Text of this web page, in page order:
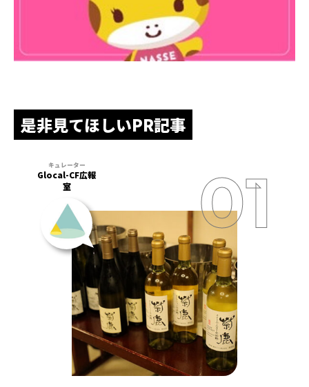
是非見てほしいPR記事
Glocal-CF広報
室